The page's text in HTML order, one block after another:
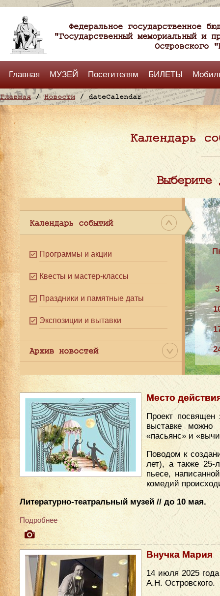
Федеральное государственное
"Государственный мемориальный и
Островского
Главная МУЗЕЙ Посетителям БИЛЕТЫ
Главная/Новости/ dateCalendar
Календарь
Выберите
Календарь событий
Программы и акции
Квесты и мастер-классы
Праздники и памятные даты
Экспозиции и вытавки
Архив новостей
3
Место
Проект
выставке можно
«пасьянс» и
Поводом к
лет), а также 25-
пьесе,
комедий
Литературно-театральный музей // до 10 мая.
Подробнее
Внучка Мария
14 июля 2025
А.Н. Островского.